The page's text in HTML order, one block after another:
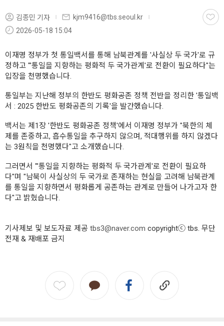
김종민 기자
kjm9416@tbs.seoul.kr
2026-05-18 15:04
이재명 정부가 첫 통일백서를 통해 남북관계를 '사실상 두 국가'로 규
정하고 "'통일을 지향하는 평화적 두 국가관계'로 전환이 필요하다"는
입장을 천명했습니다.
통일부는 지난해 정부의 한반도 평화공존 정책 전반을 정리한 '통일백
서 : 2025 한반도 평화공존의 기록'을 발간했습니다.
백서는 제1장 '한반도 평화공존 정책'에서 이재명 정부가 "북한의 체
제를 존중하고, 흡수통일을 추구하지 않으며, 적대행위를 하지 않겠다
는 3원칙을 천명했다"고 소개했습니다.
그러면서 "'통일을 지향하는 평화적 두 국가관계'로 전환이 필요하
다"며 "남북이 사실상의 두 국가로 존재하는 현실을 고려해 남북관계
를 통일을 지향하면서 평화롭게 공존하는 관계로 만들어 나가고자 한
다"고 밝혔습니다.
기사제보 및 보도자료 제공 tbs3@naver.com copyrightⓒ tbs. 무단
전재 & 재배포 금지